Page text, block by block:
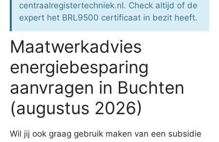
centraalregistertechniek.nl. Check altijd of de
expert het BRL9500 certificaat in bezit heeft.
Maatwerkadvies
energiebesparing
aanvragen in Buchten
(augustus 2026)
Wil jij ook graag gebruik maken van een subsidie